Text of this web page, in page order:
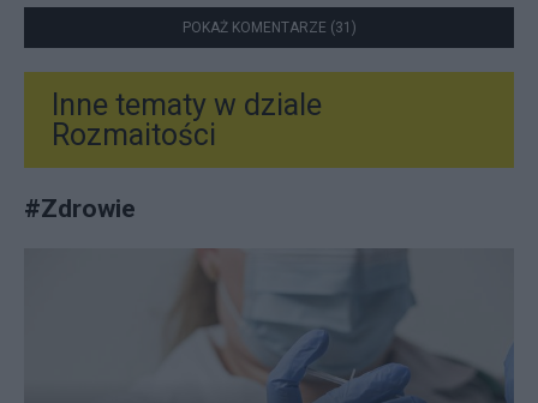
POKAŻ KOMENTARZE (31)
Inne tematy w dziale
Rozmaitości
#Zdrowie